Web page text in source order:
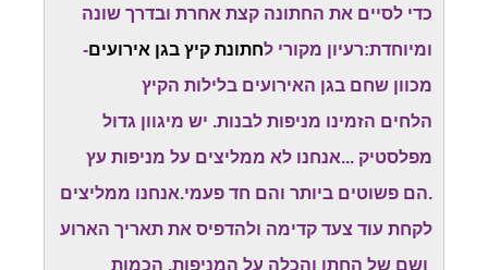
כדי לסיים את החתונה קצת אחרת ובדרך שונה
ומיוחדת:רעיון מקורי לחתונת קיץ בגן אירועים-
מכוון שחם בגן האירועים בלילות הקיץ
הלחים הזמינו מניפות לבנות. יש מיגוון גדול
מפלסטיק ...אנחנו לא ממליצים על מניפות עץ
.הם פשוטים ביותר והם חד פעמי.אנחנו ממליצים
לקחת עוד צעד קדימה ולהדפיס את תאריך הארוע
ושם של החתן והכלה על המניפות. הכמות